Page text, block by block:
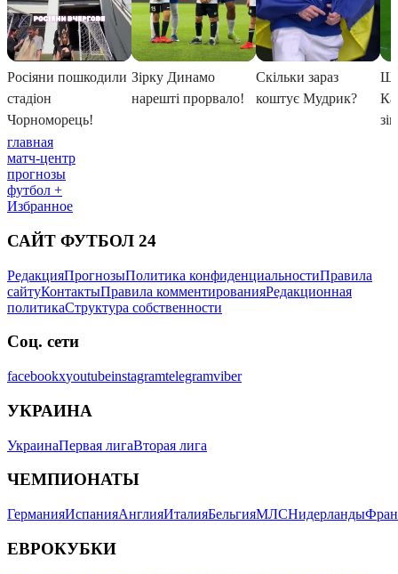
главная
матч-центр
прогнозы
футбол +
Избранное
САЙТ ФУТБОЛ 24
РедакцияПрогнозыПолитика конфиденциальностиПравила
сайтуКонтактыПравила комментированияРедакционная
политикаСтруктура собственности
Соц. сети
facebookxyoutubeinstagramtelegramviber
УКРАИНА
УкраинаПервая лигаВторая лига
ЧЕМПИОНАТЫ
ГерманияИспанияАнглияИталияБельгияМЛСНидерланды
ЕВРОКУБКИ